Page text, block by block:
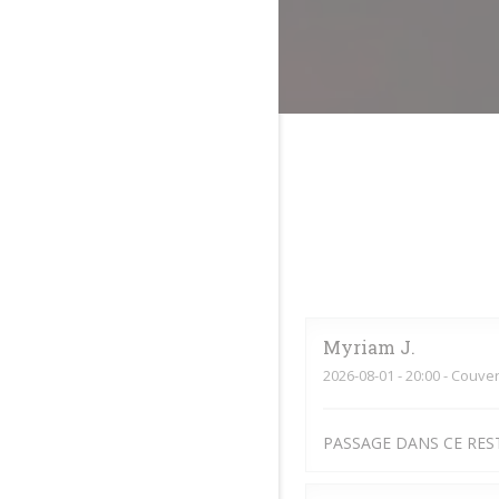
Myriam J
2026-08-01 - 20:00 -
PASSAGE DANS CE